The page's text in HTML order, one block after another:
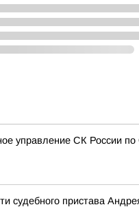
управление СК России
судебного пристава